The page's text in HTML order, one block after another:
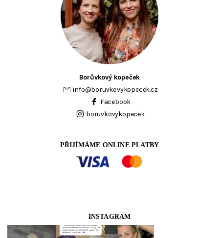
Borůvkový kopeček
info@boruvkovykopecek.cz
Facebook
boruvkovykopecek
PŘIJÍMÁME ONLINE PLATBY
INSTAGRAM